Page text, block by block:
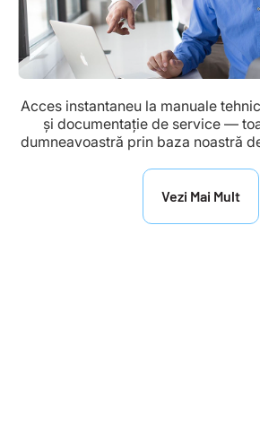
Acces instantaneu la manuale
și documentație de service —
dumneavoastră prin baza noastră
Vezi Mai Mult